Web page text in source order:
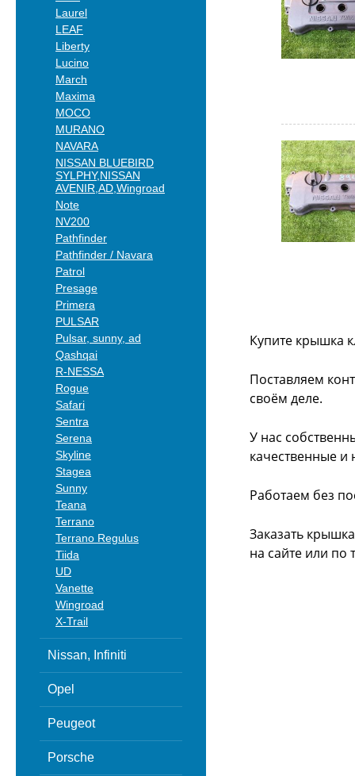
Laurel
LEAF
Liberty
Lucino
March
Maxima
MOCO
MURANO
NAVARA
NISSAN BLUEBIRD
SYLPHY,NISSAN
AVENIR,AD,Wingroad
Note
NV200
Pathfinder
Pathfinder / Navara
Patrol
Presage
Primera
PULSAR
Pulsar, sunny, ad
Qashqai
R-NESSA
Rogue
Safari
Sentra
Serena
Skyline
Stagea
Sunny
Teana
Terrano
Terrano Regulus
Tiida
UD
Vanette
Wingroad
X-Trail
Nissan, Infiniti
Opel
Peugeot
Porsche
Купите крышка
Поставляем
своём деле.
У нас
качественные и
Работаем без
Заказать
на сайте или по